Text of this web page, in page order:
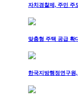
자치경찰제, 주민 주
맞춤형 주택 공급 확
한국지방행정연구원